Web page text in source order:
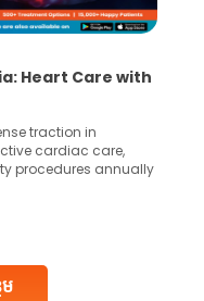
Heart Care with
traction in
cardiac care,
procedures annually
angioplasty and